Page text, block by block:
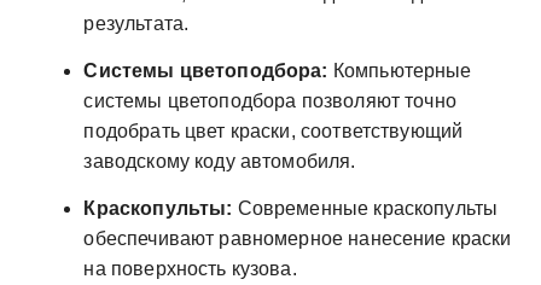
результата.
Системы цветоподбора: Компьютерные
системы цветоподбора позволяют точно
подобрать цвет краски, соответствующий
заводскому коду автомобиля.
Краскопульты: Современные краскопульты
обеспечивают равномерное нанесение краски
на поверхность кузова.